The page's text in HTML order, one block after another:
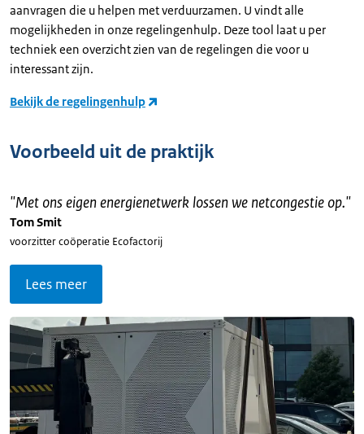
aanvragen die u helpen met verduurzamen. U vindt alle
mogelijkheden in onze regelingenhulp. Deze tool laat u per
techniek een overzicht zien van de regelingen die voor u
interessant zijn.
Bekijk de regelingenhulp
Voorbeeld uit de praktijk
"Met ons eigen energienetwerk lossen we netcongestie op."
Tom Smit
voorzitter coöperatie Ecofactorij
Lees meer